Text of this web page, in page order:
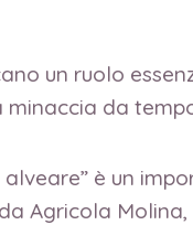
un ruolo
minaccia da
alveare” è un
Agricola